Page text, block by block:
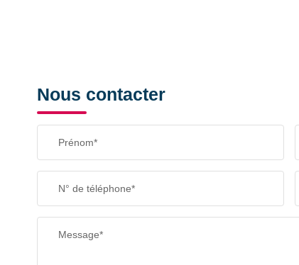
Nous contacter
Prénom*
N° de téléphone*
Message*